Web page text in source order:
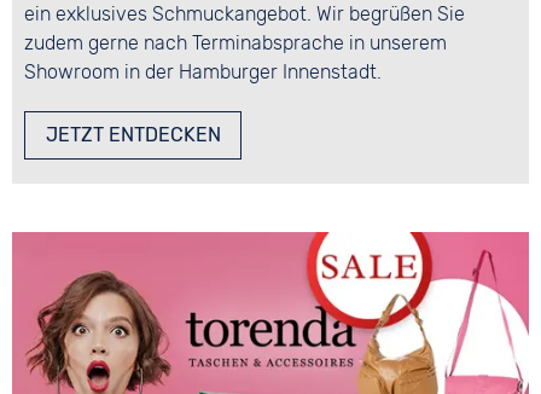
ein exklusives Schmuckangebot. Wir begrüßen Sie
zudem gerne nach Terminabsprache in unserem
Showroom in der Hamburger Innenstadt.
JETZT ENTDECKEN